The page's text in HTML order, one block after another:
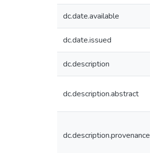
dc.date.available
dc.date.issued
dc.description
dc.description.abstract
dc.description.provenance